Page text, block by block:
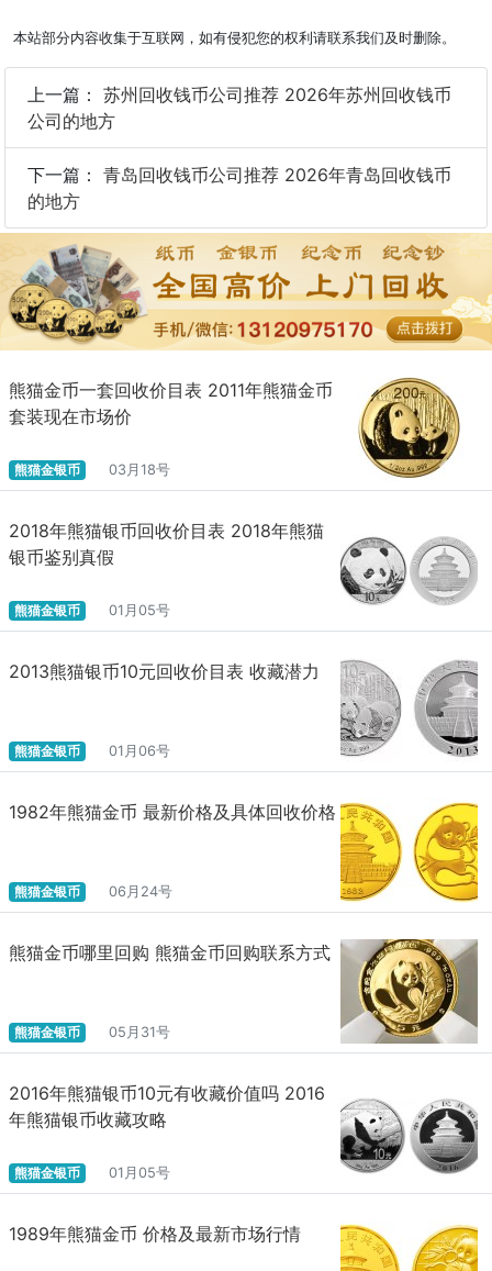
本站部分内容收集于互联网，如有侵犯您的权利请联系我们及时删除。
上一篇： 苏州回收钱币公司推荐 2026年苏州回收钱币
公司的地方
下一篇： 青岛回收钱币公司推荐 2026年青岛回收钱币
的地方
熊猫金币一套回收价目表 2011年熊猫金币
套装现在市场价
熊猫金银币 03月18号
2018年熊猫银币回收价目表 2018年熊猫
银币鉴别真假
熊猫金银币 01月05号
2013熊猫银币10元回收价目表 收藏潜力
熊猫金银币 01月06号
1982年熊猫金币 最新价格及具体回收价格
熊猫金银币 06月24号
熊猫金币哪里回购 熊猫金币回购联系方式
熊猫金银币 05月31号
2016年熊猫银币10元有收藏价值吗 2016
年熊猫银币收藏攻略
熊猫金银币 01月05号
1989年熊猫金币 价格及最新市场行情